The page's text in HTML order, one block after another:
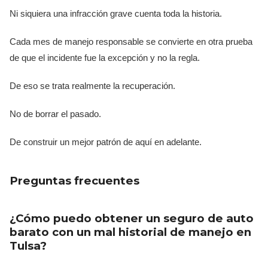
Ni siquiera una infracción grave cuenta toda la historia.
Cada mes de manejo responsable se convierte en otra prueba
de que el incidente fue la excepción y no la regla.
De eso se trata realmente la recuperación.
No de borrar el pasado.
De construir un mejor patrón de aquí en adelante.
Preguntas frecuentes
¿Cómo puedo obtener un seguro de auto
barato con un mal historial de manejo en
Tulsa?